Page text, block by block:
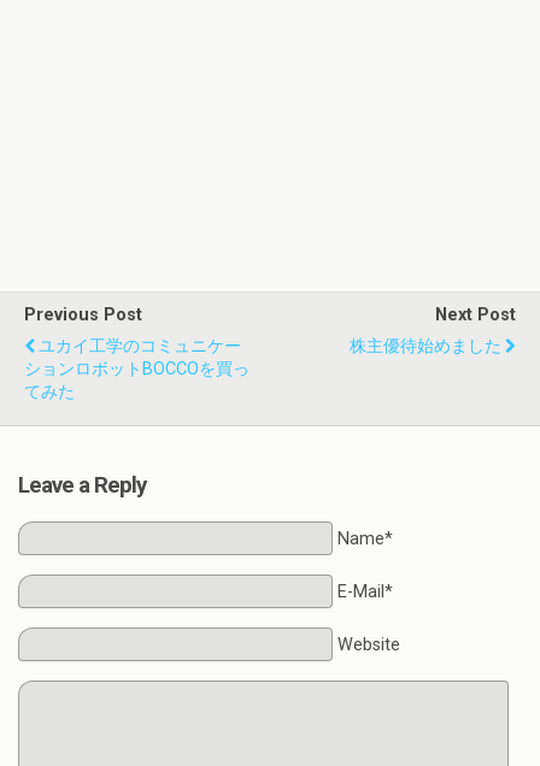
Previous Post
ユカイ工学のコミュニケー
ションロボットBOCCOを買っ
てみた
Next Post
株主優待始めました
Leave a Reply
Name*
E-Mail*
Website